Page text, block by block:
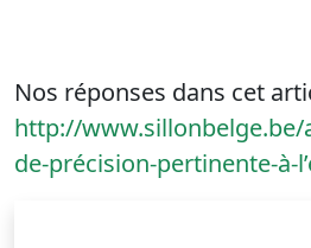
Nos réponses dans cet
http://www.sillonbelge.be/
de-précision-pertinente-à-